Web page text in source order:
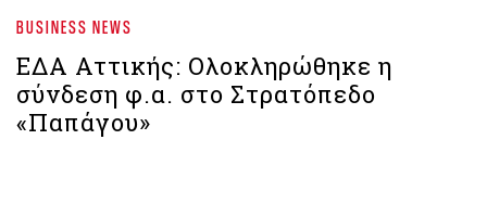
BUSINESS NEWS
ΕΔΑ Αττικής: Ολοκληρώθηκε η
σύνδεση φ.α. στο Στρατόπεδο
«Παπάγου»